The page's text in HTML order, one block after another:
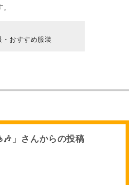
おすすめ服装
」さんからの投稿